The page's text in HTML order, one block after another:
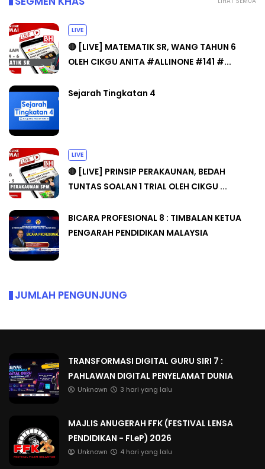
LIVE
🔴 [LIVE] MATEMATIK SR, WANG TAHUN 6
OLEH CIKGU ANITA #ALLINONE #141 #...
Sejarah Tingkatan 4
LIVE
🔴 [LIVE] PRINSIP PERAKAUNAN, BEDAH
TUNTAS SOALAN 1 TRIAL OLEH CIKGU ...
BICARA PROFESIONAL 8 : TIMBALAN KETUA
PENGARAH PENDIDIKAN MALAYSIA
JUMLAH PENGUNJUNG
TRANSFORMASI DIGITAL GURU SIRI 7 :
PAHLAWAN DIGITAL PENYELAMAT DUNIA
Unknown 3 hari yang lalu
MAJLIS ANUGERAH FFK (FESTIVAL LENSA
PENDIDIKAN - FLeP) 2026
Unknown 4 hari yang lalu